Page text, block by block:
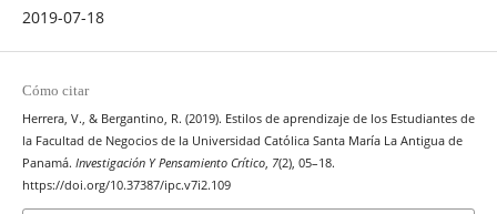
2019-07-18
Cómo citar
Herrera, V., & Bergantino, R. (2019). Estilos de aprendizaje de los Estudiantes de
la Facultad de Negocios de la Universidad Católica Santa María La Antigua de
Panamá. Investigación Y Pensamiento Crítico, 7(2), 05–18.
https://doi.org/10.37387/ipc.v7i2.109